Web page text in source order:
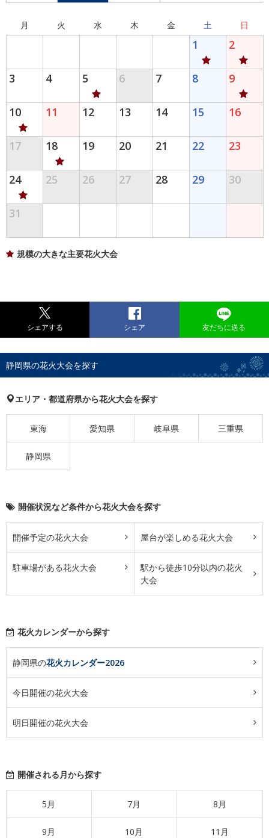
月 火 水 木 金 土 日
1 2
3 4 5 6 7 8 9
10 11 12 13 14 15 16
17 18 19 20 21 22 23
24 25 26 27 28 29 30
31
規模の大きな主要花火大会
シェアする シェア 友だちに送る
静岡県の花火大会を探す
エリア・都道府県から花火大会を探す
東海 愛知県 岐阜県 三重県
静岡県
開催状況など条件から花火大会を探す
開催予定の花火大会 屋台が楽しめる花火大会
駐車場がある花火大会
駅から徒歩10分以内の花火
大会
花火カレンダーから探す
静岡県の花火カレンダー2026
今日開催の花火大会
明日開催の花火大会
開催される月から探す
5月 7月 8月
9月 10月 11月